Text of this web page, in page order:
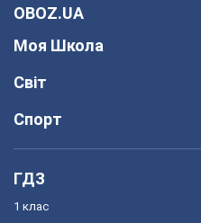
OBOZ.UA
Моя Школа
Світ
Спорт
ГДЗ
1 клас